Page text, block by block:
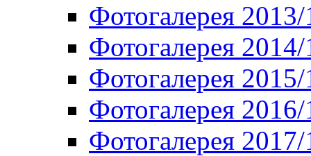
Фотогалерея
Фотогалерея
Фотогалерея
Фотогалерея
Фотогалерея